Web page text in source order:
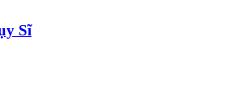
Sĩ